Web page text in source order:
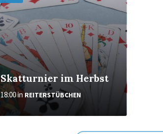
Skatturnier im Herbst
18:00inREITERSTÜBCHEN